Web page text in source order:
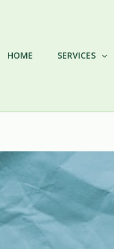
HOME SERVICES